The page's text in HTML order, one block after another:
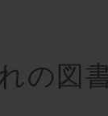
の図